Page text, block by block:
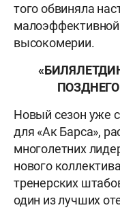
того обвиняла
высокомерии.
Новый сезон уже
для «Ак Барса»,
многолетних
нового
тренерских
один из лучших